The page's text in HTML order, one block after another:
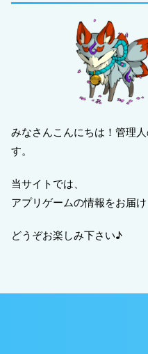
みなさんこんにちは！管理
す。
当サイトでは、
アプリゲームの情報をお届け
どうぞお楽しみ下さい♪